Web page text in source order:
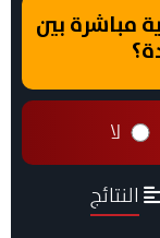
مباشرة بين
لا
النتائج